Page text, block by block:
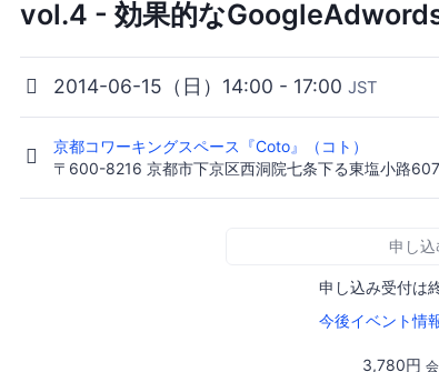
vol.4 - 効果的な
2014-06-15（日）14:00 - 17:00 JST
京都コワーキングスペース『Coto』（コト）
〒600-8216 京都市下京区西洞院七条下る東塩小路
申し込
申し込み受付は
今後イベント情
3,780円